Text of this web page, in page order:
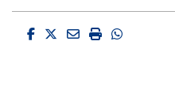
Facebook
Twitter
EmailImprimirWhatsapp